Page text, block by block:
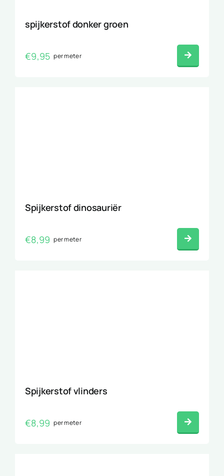
spijkerstof donker groen
€9,95 per meter
Spijkerstof dinosauriër
€8,99 per meter
Spijkerstof vlinders
€8,99 per meter